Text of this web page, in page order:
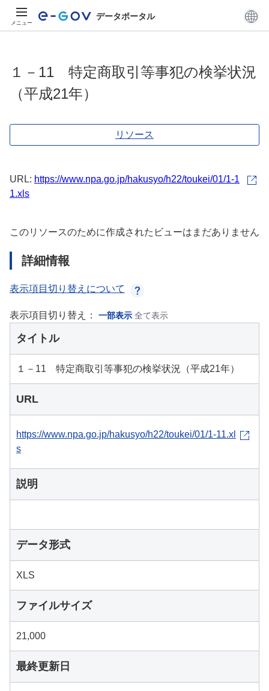
メニュー
データポータル
１－11 特定商取引等事犯の検挙状況
（平成21年）
リソース
URL: https://www.npa.go.jp/hakusyo/h22/toukei/01/1-1
1.xls
このリソースのために作成されたビューはまだありません
詳細情報
表示項目切り替えについて
表示項目切り替え： 一部表示 全て表示
タイトル
１－11 特定商取引等事犯の検挙状況（平成21年）
URL
https://www.npa.go.jp/hakusyo/h22/toukei/01/1-11.xl
s
説明
データ形式
XLS
ファイルサイズ
21,000
最終更新日